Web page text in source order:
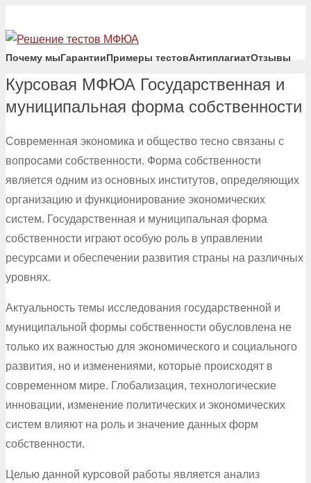
Почему мыГарантииПримеры тестовАнтиплагиатОтзывы
Курсовая МФЮА Государственная и
муниципальная форма собственности
Современная экономика и общество тесно связаны с
вопросами собственности. Форма собственности
является одним из основных институтов, определяющих
организацию и функционирование экономических
систем. Государственная и муниципальная форма
собственности играют особую роль в управлении
ресурсами и обеспечении развития страны на различных
уровнях.
Актуальность темы исследования государственной и
муниципальной формы собственности обусловлена не
только их важностью для экономического и социального
развития, но и изменениями, которые происходят в
современном мире. Глобализация, технологические
инновации, изменение политических и экономических
систем влияют на роль и значение данных форм
собственности.
Целью данной курсовой работы является анализ